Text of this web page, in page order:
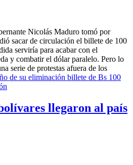
Nicolás Maduro tomó por
sacar de circulación el billete de 100
serviría para acabar con el
y combatir el dólar paralelo. Pero lo
serie de protestas afuera de los
de su eliminación billete de Bs 100
llegaron al país